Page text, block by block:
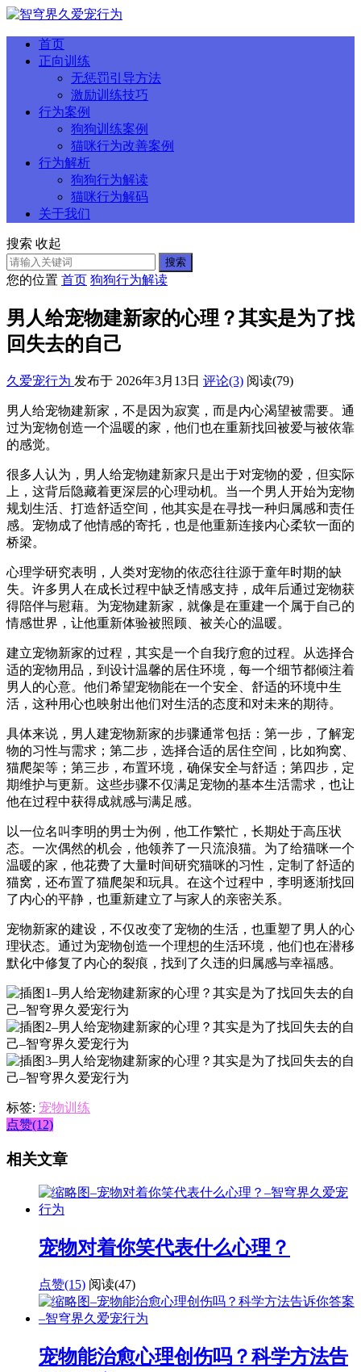
首页
正向训练
无惩罚引导方法
激励训练技巧
行为案例
狗狗训练案例
猫咪行为改善案例
行为解析
狗狗行为解读
猫咪行为解码
关于我们
搜索 收起
搜索
您的位置 首页 狗狗行为解读
男人给宠物建新家的心理？其实是为了找
回失去的自己
久爱宠行为 发布于 2026年3月13日 评论(3) 阅读(79)
男人给宠物建新家，不是因为寂寞，而是内心渴望被需要。通
过为宠物创造一个温暖的家，他们也在重新找回被爱与被依靠
的感觉。
很多人认为，男人给宠物建新家只是出于对宠物的爱，但实际
上，这背后隐藏着更深层的心理动机。当一个男人开始为宠物
规划生活、打造舒适空间，他其实是在寻找一种归属感和责任
感。宠物成了他情感的寄托，也是他重新连接内心柔软一面的
桥梁。
心理学研究表明，人类对宠物的依恋往往源于童年时期的缺
失。许多男人在成长过程中缺乏情感支持，成年后通过宠物获
得陪伴与慰藉。为宠物建新家，就像是在重建一个属于自己的
情感世界，让他重新体验被照顾、被关心的温暖。
建立宠物新家的过程，其实是一个自我疗愈的过程。从选择合
适的宠物用品，到设计温馨的居住环境，每一个细节都倾注着
男人的心意。他们希望宠物能在一个安全、舒适的环境中生
活，这种用心也映射出他们对生活的态度和对未来的期待。
具体来说，男人建宠物新家的步骤通常包括：第一步，了解宠
物的习性与需求；第二步，选择合适的居住空间，比如狗窝、
猫爬架等；第三步，布置环境，确保安全与舒适；第四步，定
期维护与更新。这些步骤不仅满足宠物的基本生活需求，也让
他在过程中获得成就感与满足感。
以一位名叫李明的男士为例，他工作繁忙，长期处于高压状
态。一次偶然的机会，他领养了一只流浪猫。为了给猫咪一个
温暖的家，他花费了大量时间研究猫咪的习性，定制了舒适的
猫窝，还布置了猫爬架和玩具。在这个过程中，李明逐渐找回
了内心的平静，也重新建立了与家人的亲密关系。
宠物新家的建设，不仅改变了宠物的生活，也重塑了男人的心
理状态。通过为宠物创造一个理想的生活环境，他们也在潜移
默化中修复了内心的裂痕，找到了久违的归属感与幸福感。
标签: 宠物训练
点赞(12)
相关文章
宠物对着你笑代表什么心理？
点赞(15) 阅读(47)
宠物能治愈心理创伤吗？科学方法告